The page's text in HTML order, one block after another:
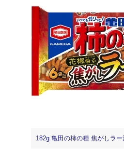
182g 亀田の柿の種 焦がしラ